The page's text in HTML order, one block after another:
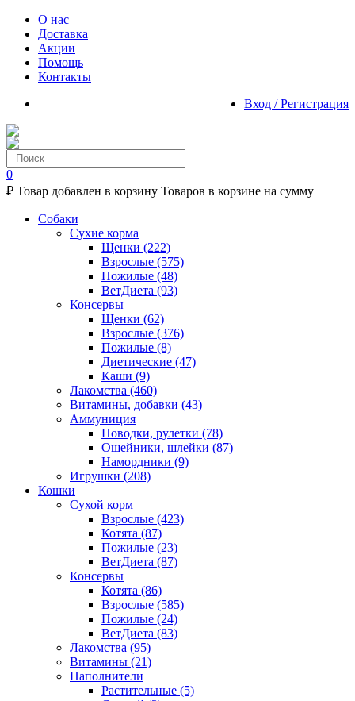
О нас
Доставка
Акции
Помощь
Контакты
Вход / Регистрация
0
₽ Товар добавлен в корзину Товаров в корзине на сумму
Собаки
Сухие корма
Щенки (222)
Взрослые (575)
Пожилые (48)
ВетДиета (93)
Консервы
Щенки (62)
Взрослые (376)
Пожилые (8)
Диетические (47)
Каши (9)
Лакомства (460)
Витамины, добавки (43)
Аммуниция
Поводки, рулетки (78)
Ошейники, шлейки (87)
Намордники (9)
Игрушки (208)
Кошки
Сухой корм
Взрослые (423)
Котята (87)
Пожилые (23)
ВетДиета (87)
Консервы
Котята (86)
Взрослые (585)
Пожилые (24)
ВетДиета (83)
Лакомства (95)
Витамины (21)
Наполнители
Растительные (5)